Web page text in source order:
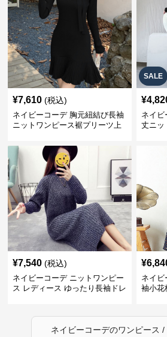
¥7,610 (税込)
ネイビーコーデ 胸元紐結び長袖
ニットワンピース裾プリーツ上
SALE
¥
ネイビ
丈ニッ
¥7,540 (税込)
ネイビーコーデ ニットワンピー
ス レディース ゆったり長袖ドレ
¥
ネイビ
袖小花
ネイビーコーデのワンピース /